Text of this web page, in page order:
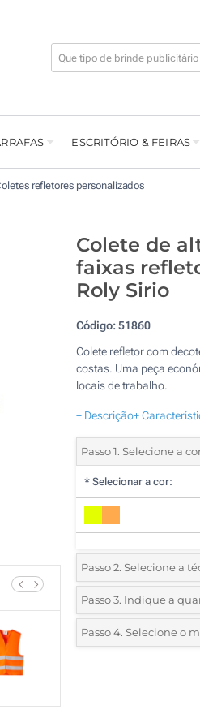
ESCRITÓRIO & FEIRAS
refletores personalizados
Colete de
faixas
Roly Sirio
Código:51860
Colete refletor com
costas. Uma peça
locais de trabalho.
+ Descrição+
Passo 1. Selecione a
* Selecionar a cor:
Passo 2. Selecione a
*Selecione o tipo de
1 Cor (Num lado)
Passo 3. Indique a
*Pedido mínimo 10
Passo 4. Selecione o